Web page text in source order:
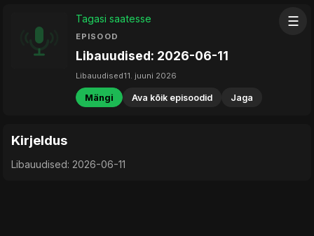
☰
Tagasi saatesse
EPISOOD
Libauudised: 2026-06-11
Libauudised11. juuni 2026
Mängi Ava kõik episoodid Jaga
Kirjeldus
Libauudised: 2026-06-11